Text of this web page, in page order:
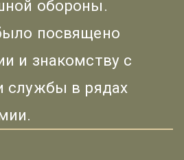
обороны.
посвящено
и знакомству с
службы в рядах